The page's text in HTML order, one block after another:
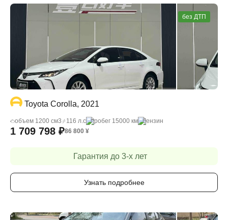
без ДТП
Toyota Corolla, 2021
объем 1200 cм3 116 л.с пробег 15000 км бензин
1 709 798 ₽86 800 ¥
Гарантия до 3-х лет
Узнать подробнее